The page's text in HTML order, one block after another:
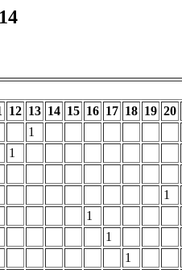
12 13 14 15 16 17 18 19 20
1
1
1
1
1
1